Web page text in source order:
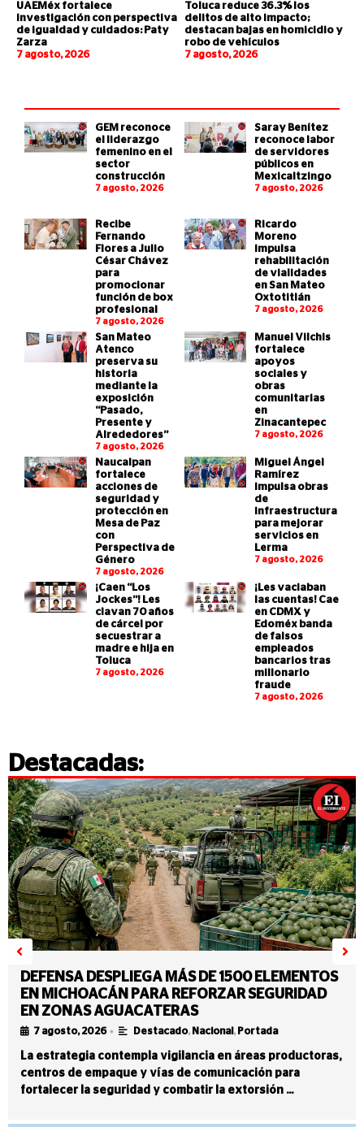
UAEMéx fortalece
investigación con perspectiva
de igualdad y cuidados: Paty
Zarza
7 agosto, 2026
Toluca reduce 36.3% los
delitos de alto impacto;
destacan bajas en homicidio y
robo de vehículos
7 agosto, 2026
GEM reconoce
el liderazgo
femenino en el
sector
construcción
7 agosto, 2026
Saray Benítez
reconoce labor
de servidores
públicos en
Mexicaltzingo
7 agosto, 2026
Recibe
Fernando
Flores a Julio
César Chávez
para
promocionar
función de box
profesional
7 agosto, 2026
Ricardo
Moreno
impulsa
rehabilitación
de vialidades
en San Mateo
Oxtotitlán
7 agosto, 2026
San Mateo
Atenco
preserva su
historia
mediante la
exposición
“Pasado,
Presente y
Alrededores”
7 agosto, 2026
Manuel Vilchis
fortalece
apoyos
sociales y
obras
comunitarias
en
Zinacantepec
7 agosto, 2026
Naucalpan
fortalece
acciones de
seguridad y
protección en
Mesa de Paz
con
Perspectiva de
Género
7 agosto, 2026
Miguel Ángel
Ramírez
impulsa obras
de
infraestructura
para mejorar
servicios en
Lerma
7 agosto, 2026
¡Caen “Los
Jockes”! Les
clavan 70 años
de cárcel por
secuestrar a
madre e hija en
Toluca
7 agosto, 2026
¡Les vaciaban
las cuentas! Cae
en CDMX y
Edoméx banda
de falsos
empleados
bancarios tras
millonario
fraude
7 agosto, 2026
Destacadas:
DEFENSA DESPLIEGA MÁS DE 1500 ELEMENTOS
EN MICHOACÁN PARA REFORZAR SEGURIDAD
EN ZONAS AGUACATERAS
7 agosto, 2026 • Destacado, Nacional , Portada
La estrategia contempla vigilancia en áreas productoras,
centros de empaque y vías de comunicación para
fortalecer la seguridad y combatir la extorsión …